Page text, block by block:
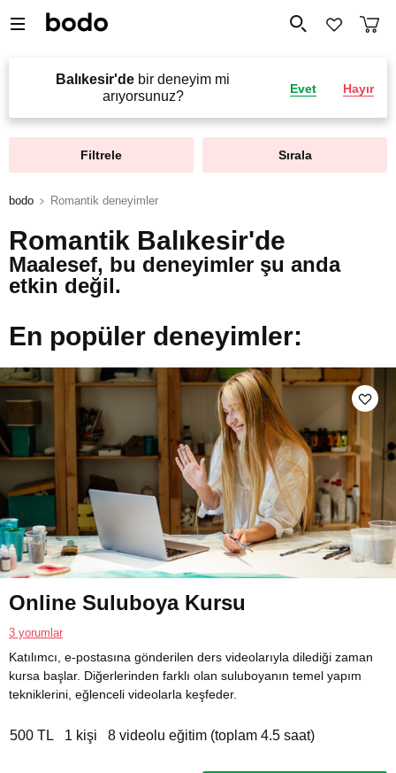
Balıkesir'de bir deneyim mi
arıyorsunuz?
Evet Hayır
Filtrele Sırala
bodo Romantik deneyimler
Romantik Balıkesir'de
Maalesef, bu deneyimler şu anda
etkin değil.
En popüler deneyimler:
Online Suluboya Kursu
3 yorumlar
Katılımcı, e-postasına gönderilen ders videolarıyla dilediği zaman
kursa başlar. Diğerlerinden farklı olan suluboyanın temel yapım
tekniklerini, eğlenceli videolarla keşfeder.
500 TL 1 kişi 8 videolu eğitim (toplam 4.5 saat)